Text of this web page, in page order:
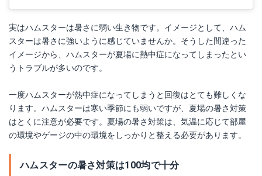
実はハムスターは暑さに弱い生き物です。イメージとして、ハム
スターは暑さに強いように感じていませんか。そうした間違った
イメージから、ハムスターが夏場に熱中症になってしまったとい
うトラブルが多いのです。
一度ハムスターが熱中症になってしまうと回復はとても難しくな
ります。ハムスターは寒い季節にも弱いですが、夏場の暑さ対策
はとくに注意が必要です。夏場の暑さ対策は、気温に応じて部屋
の環境やゲージの中の環境をしっかりと整える必要があります。
ハムスターの暑さ対策は100均で十分